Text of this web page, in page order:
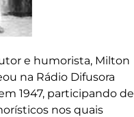
e humorista, Milton
na Rádio Difusora
1947, participando de
nos quais